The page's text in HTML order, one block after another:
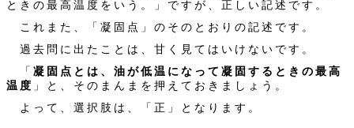
ときの最高温度をいう。」ですが、正しい記述です。
これまた、「凝固点」のそのとおりの記述です。
過去問に出たことは、甘く見てはいけないです。
「 凝固点とは、油が低温になって凝固するときの最高
温度 」と、そのまんまを押えておきましょう。
よって、選択肢は、「正」となります。